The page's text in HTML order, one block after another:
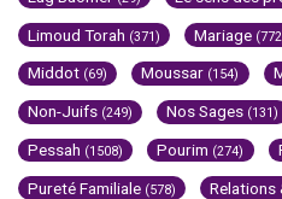
Limoud Torah (371) Mariage
Middot (69) Moussar (154)
Non-Juifs (249) Nos Sages (131)
Pessah (1508) Pourim (274)
Pureté Familiale (578) Relations